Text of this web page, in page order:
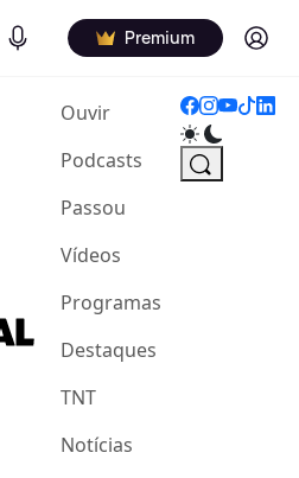
Podcasts Premium Log in
Ouvir(current)
Podcasts
Passou
Vídeos
Programas
Destaques
TNT
Notícias